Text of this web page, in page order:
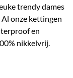
trendy dames
Al onze kettingen
en
nikkelvrij.